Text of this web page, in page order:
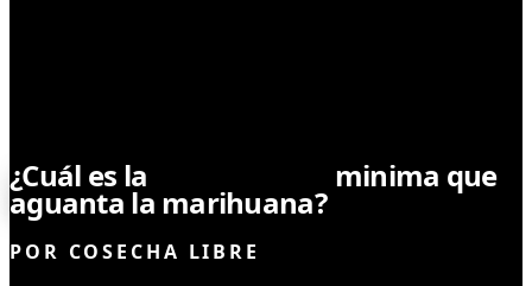
¿Cuál es la minima que
aguanta la marihuana?
POR COSECHA LIBRE